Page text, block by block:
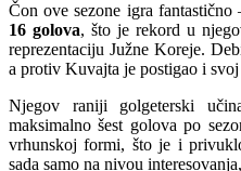
Čon ove sezone igra
16 golova, što je rekord u
reprezentaciju Južne Koreje.
a protiv Kuvajta je postigao i
Njegov raniji golgeterski
maksimalno šest golova po
vrhunskoj formi, što je i
sada samo na nivou